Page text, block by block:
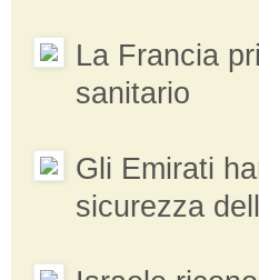
La Francia
sanitario
Gli Emirati
sicurezza